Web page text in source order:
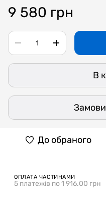
9 580 грн
В
До обраного
ОПЛАТА ЧАСТИНАМИ
5 платежів по 1 916.00 грн